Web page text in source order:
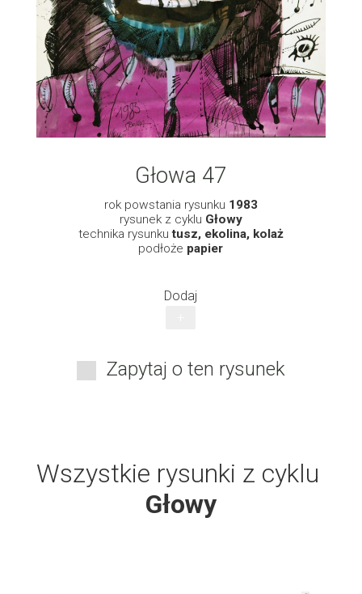
Głowa 47
rok powstania rysunku 1983
rysunek z cyklu Głowy
technika rysunku tusz, ekolina, kolaż
podłoże papier
Dodaj
Zapytaj o ten rysunek
Wszystkie rysunki z cyklu
Głowy